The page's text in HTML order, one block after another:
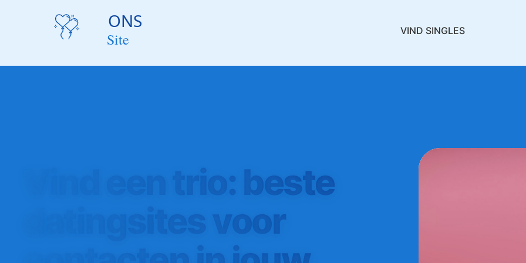
VIND SINGLES
Vind een trio: beste
datingsites voor